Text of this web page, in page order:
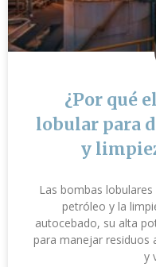
¿Por qué
lobular para
y
Las bombas
petróleo y la
autocebado, su alta
para manejar residuos
y